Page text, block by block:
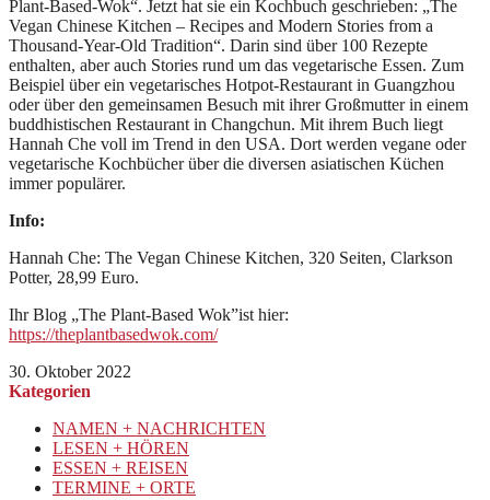
Plant-Based-Wok“. Jetzt hat sie ein Kochbuch geschrieben: „The
Vegan Chinese Kitchen – Recipes and Modern Stories from a
Thousand-Year-Old Tradition“. Darin sind über 100 Rezepte
enthalten, aber auch Stories rund um das vegetarische Essen. Zum
Beispiel über ein vegetarisches Hotpot-Restaurant in Guangzhou
oder über den gemeinsamen Besuch mit ihrer Großmutter in einem
buddhistischen Restaurant in Changchun. Mit ihrem Buch liegt
Hannah Che voll im Trend in den USA. Dort werden vegane oder
vegetarische Kochbücher über die diversen asiatischen Küchen
immer populärer.
Info:
Hannah Che: The Vegan Chinese Kitchen, 320 Seiten, Clarkson
Potter, 28,99 Euro.
Ihr Blog „The Plant-Based Wok”ist hier:
https://theplantbasedwok.com/
30. Oktober 2022
Kategorien
NAMEN + NACHRICHTEN
LESEN + HÖREN
ESSEN + REISEN
TERMINE + ORTE